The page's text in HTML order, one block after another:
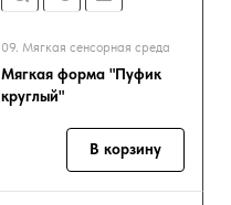
09. Мягкая сенсорная среда
Мягкая форма "Пуфик
круглый"
В корзину